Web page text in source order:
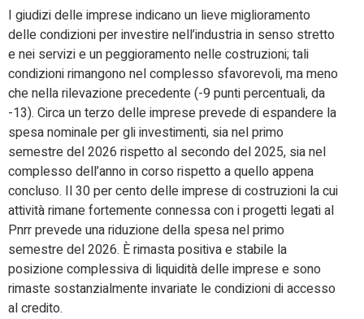
I giudizi delle imprese indicano un lieve miglioramento
delle condizioni per investire nell’industria in senso stretto
e nei servizi e un peggioramento nelle costruzioni; tali
condizioni rimangono nel complesso sfavorevoli, ma meno
che nella rilevazione precedente (-9 punti percentuali, da
-13). Circa un terzo delle imprese prevede di espandere la
spesa nominale per gli investimenti, sia nel primo
semestre del 2026 rispetto al secondo del 2025, sia nel
complesso dell’anno in corso rispetto a quello appena
concluso. Il 30 per cento delle imprese di costruzioni la cui
attività rimane fortemente connessa con i progetti legati al
Pnrr prevede una riduzione della spesa nel primo
semestre del 2026. È rimasta positiva e stabile la
posizione complessiva di liquidità delle imprese e sono
rimaste sostanzialmente invariate le condizioni di accesso
al credito.